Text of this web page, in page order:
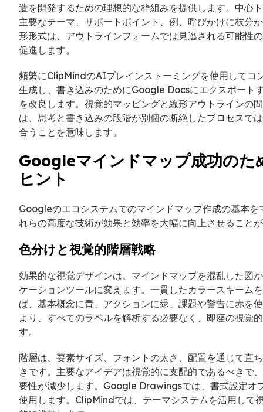
造を開発するための理想的な枠組みを提供します。中心
主要なテーマ、サポートポイント、例、呼びかけに枝分
形形式は、アウトラインフォームでは見逃される可能性
促進します。
頻繁にClipMindのAIブレインストーミングを使用してコ
生成し、書き込みのためにGoogle Docsにエクスポート
を改良します。視覚的マッピングと線形アウトラインの
は、思考と書き込みの段階が別個の断絶したプロセスで
合うことを意味します。
Googleマインドマップ成功のた
ヒント
Googleのエコシステムでのマインドマップ作成の基本を
れらの高度な技術が効果と効率を大幅に向上させること
色分けと視覚的階層戦略
効果的な視覚デザインは、マインドマップを混乱した図
ケーションツールに変えます。一貫したカラースキーム
ば、基本概念に青、アクションに緑、課題や警告に赤を
より、すべてのラベルを解析する必要なく、即座の視覚
す。
階層は、要素サイズ、フォントの太さ、配置を通じて直
きです。主要なアイデアは視覚的に支配的であるべきで
要性が減少します。Google Drawingsでは、書式設定オ
使用します。ClipMindでは、テーマシステムを活用して